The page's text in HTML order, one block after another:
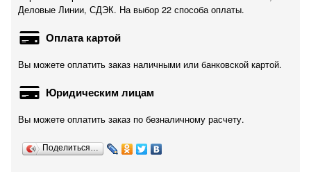
Деловые Линии, СДЭК. На выбор 22 способа оплаты.
Оплата картой
Вы можете оплатить заказ наличными или банковской картой.
Юридическим лицам
Вы можете оплатить заказ по безналичному расчету.
Поделиться…